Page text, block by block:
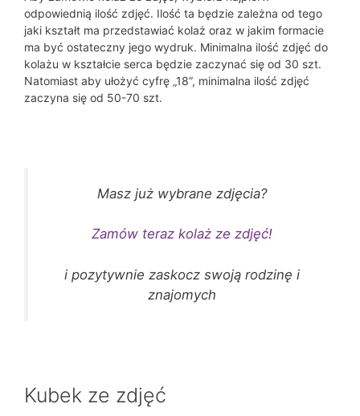
odpowiednią ilość zdjęć. Ilość ta będzie zależna od tego
jaki kształt ma przedstawiać kolaż oraz w jakim formacie
ma być ostateczny jego wydruk. Minimalna ilość zdjęć do
kolażu w kształcie serca będzie zaczynać się od 30 szt.
Natomiast aby ułożyć cyfrę „18”, minimalna ilość zdjęć
zaczyna się od 50-70 szt.
Masz już wybrane zdjęcia?
Zamów teraz kolaż ze zdjęć!
i pozytywnie zaskocz swoją rodzinę i
znajomych
Kubek ze zdjęć